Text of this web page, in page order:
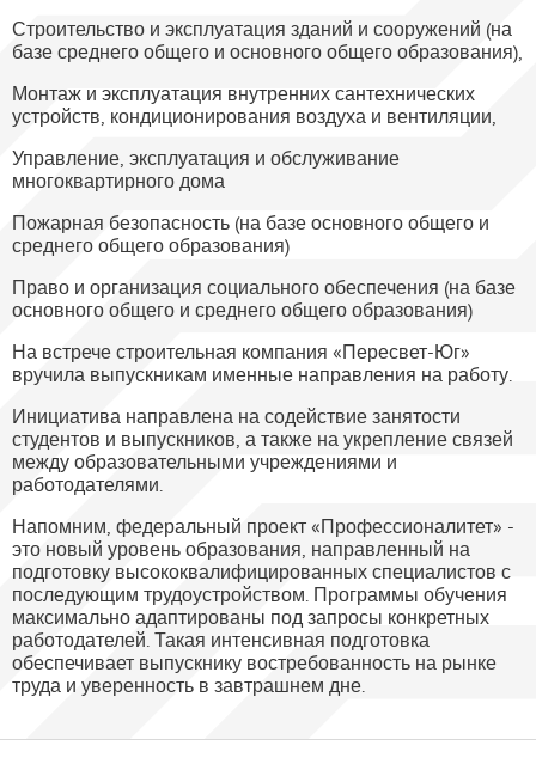
Строительство и эксплуатация зданий и сооружений (на
базе среднего общего и основного общего образования),
Монтаж и эксплуатация внутренних сантехнических
устройств, кондиционирования воздуха и вентиляции,
Управление, эксплуатация и обслуживание
многоквартирного дома
Пожарная безопасность (на базе основного общего и
среднего общего образования)
Право и организация социального обеспечения (на базе
основного общего и среднего общего образования)
На встрече строительная компания «Пересвет-Юг»
вручила выпускникам именные направления на работу.
Инициатива направлена на содействие занятости
студентов и выпускников, а также на укрепление связей
между образовательными учреждениями и
работодателями.
Напомним, федеральный проект «Профессионалитет» -
это новый уровень образования, направленный на
подготовку высококвалифицированных специалистов с
последующим трудоустройством. Программы обучения
максимально адаптированы под запросы конкретных
работодателей. Такая интенсивная подготовка
обеспечивает выпускнику востребованность на рынке
труда и уверенность в завтрашнем дне.